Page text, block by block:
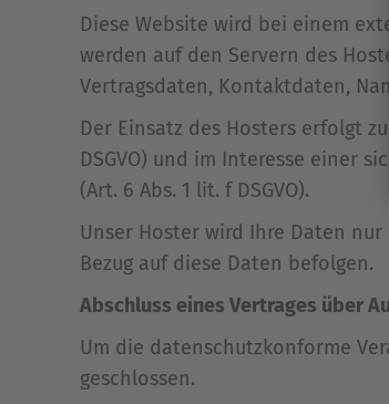
Diese Website wird bei einem
werden auf den Servern des
Vertragsdaten, Kontaktdaten,
Der Einsatz des Hosters erfolgt
DSGVO) und im Interesse einer
(Art. 6 Abs. 1 lit. f DSGVO).
Unser Hoster wird Ihre Daten
Bezug auf diese Daten befolgen.
Abschluss eines Vertrages über
Um die datenschutzkonforme
geschlossen.